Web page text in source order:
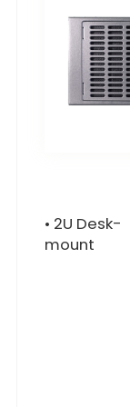
• 2U Desk-
mount